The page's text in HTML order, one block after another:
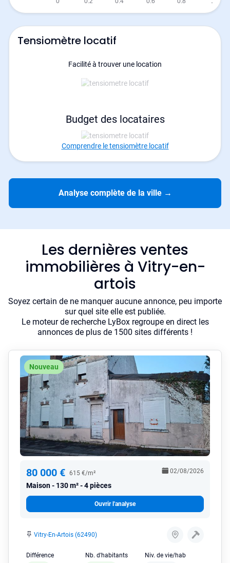
Tensiomètre locatif
Facilité à trouver une location
Budget des locataires
Comprendre le tensiomètre locatif
Analyse complète de la ville →
Les dernières ventes
immobilières à Vitry-en-
artois
Soyez certain de ne manquer aucune annonce, peu importe
sur quel site elle est publiée.
Le moteur de recherche LyBox regroupe en direct les
annonces de plus de 1500 sites différents !
Nouveau
80 000 € 615 €/m²
Maison 130 m² - 4 pièces
02/08/2026
Ouvrir l'analyse
Vitry-En-Artois (62490)
Différence
Nb. d'habitants
Niv. de vie/hab